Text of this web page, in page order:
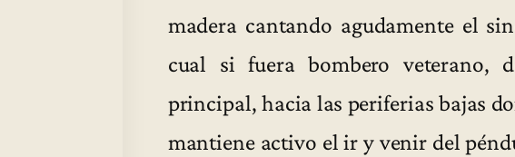
madera cantando agudamente el
cual si fuera bombero veterano,
principal, hacia las periferias bajas
mantiene activo el ir y venir del